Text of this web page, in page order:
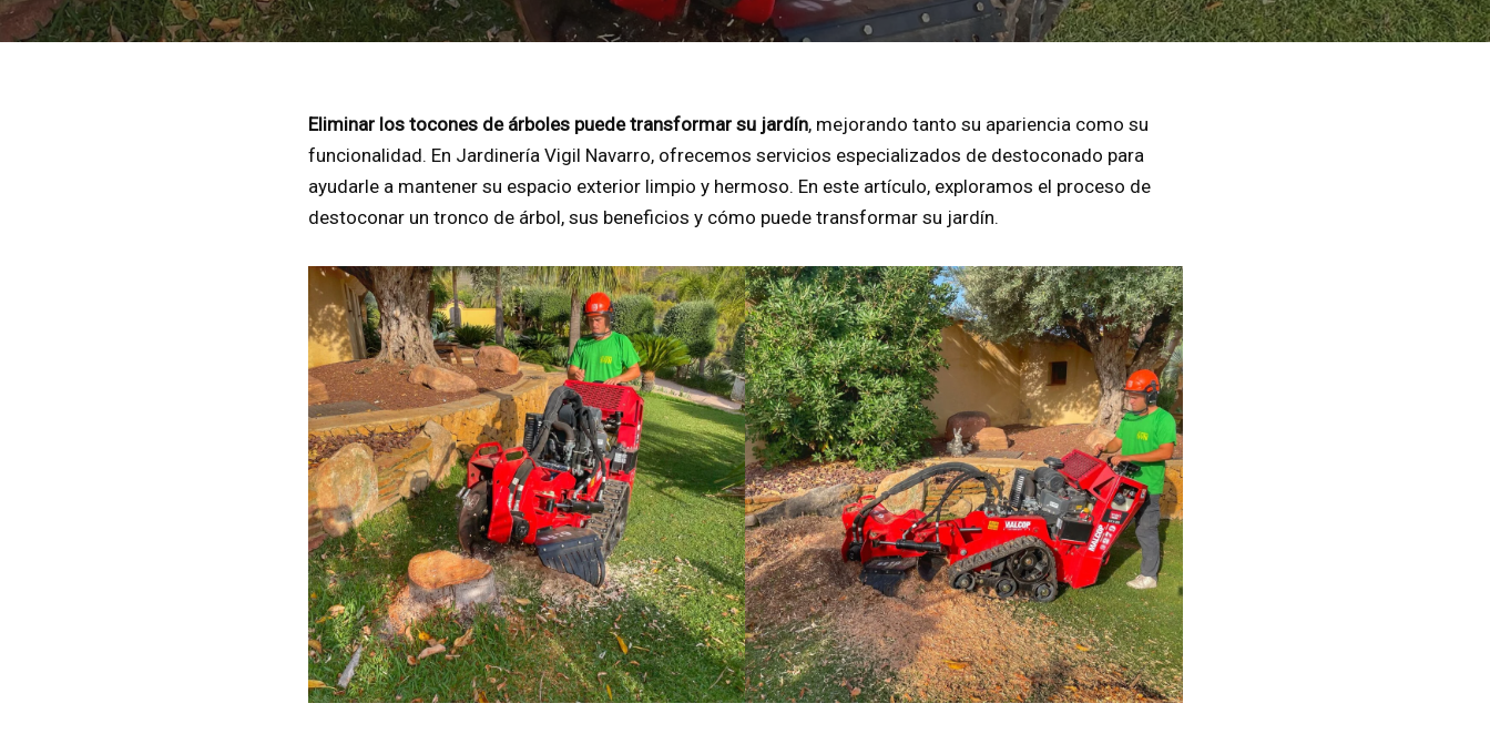
Eliminar los tocones de árboles puede transformar su jardín, mejorando tanto su apariencia como su
funcionalidad. En Jardinería Vigil Navarro, ofrecemos servicios especializados de destoconado para
ayudarle a mantener su espacio exterior limpio y hermoso. En este artículo, exploramos el proceso de
destoconar un tronco de árbol, sus beneficios y cómo puede transformar su jardín.